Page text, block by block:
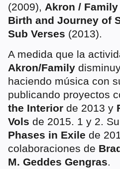
(2009), Akron /
Birth and Journey of
Sub Verses (2013).
A medida que la
Akron/Family
haciendo música con
publicando proyectos
the Interior de 2013 y
Vols de 2015. 1 y 2.
Phases in Exile de
colaboraciones de
M. Geddes Gengras.